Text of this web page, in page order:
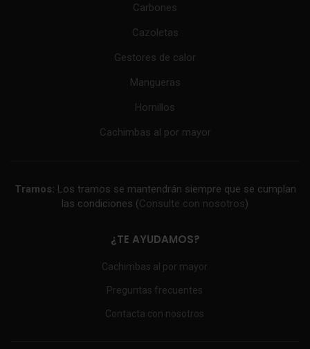
Carbones
Cazoletas
Gestores de calor
Mangueras
Hornillos
Cachimbas al por mayor
Tramos: Los tramos se mantendrán siempre que se cumplan
las condiciones (Consulte con nosotros)
¿TE AYUDAMOS?
Cachimbas al por mayor
Preguntas frecuentes
Contacta con nosotros